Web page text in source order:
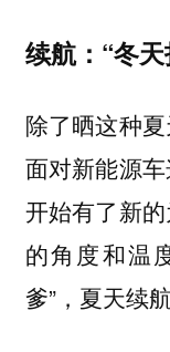
续航：“冬
除了晒这种
面对新能源
开始有了新
的角度和温
爹”，夏天续